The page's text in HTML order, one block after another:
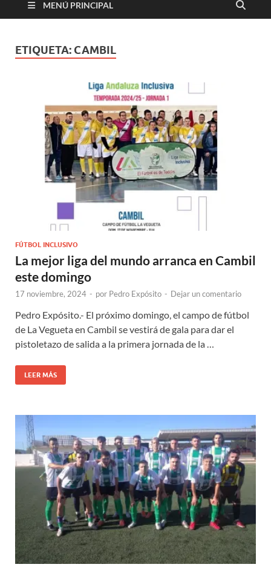
MENÚ PRINCIPAL
ETIQUETA: CAMBIL
FÚTBOL INCLUSIVO
La mejor liga del mundo arranca en Cambil
este domingo
17 noviembre, 2024 - por Pedro Expósito - Dejar un comentario
Pedro Expósito.- El próximo domingo, el campo de fútbol
de La Vegueta en Cambil se vestirá de gala para dar el
pistoletazo de salida a la primera jornada de la …
LEER MÁS